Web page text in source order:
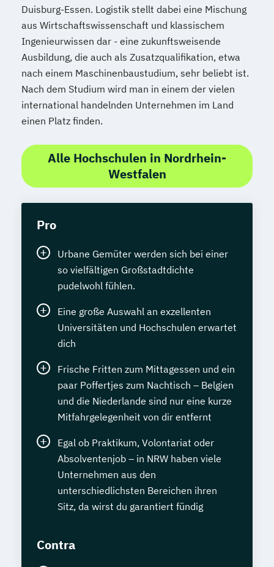
Duisburg-Essen. Logistik stellt dabei eine Mischung
aus Wirtschaftswissenschaft und klassischem
Ingenieurwissen dar - eine zukunftsweisende
Ausbildung, die auch als Zusatzqualifikation, etwa
nach einem Maschinenbaustudium, sehr beliebt ist.
Nach dem Studium wird man in einem der vielen
international handelnden Unternehmen im Land
einen Platz finden.
Alle Hochschulen in Nordrhein-
Westfalen
Pro
Urbane Gemüter werden sich bei einer
so vielfältigen Großstadtdichte
pudelwohl fühlen.
Eine große Auswahl an exzellenten
Universitäten und Hochschulen erwartet
dich
Frische Fritten zum Mittagessen und ein
paar Poffertjes zum Nachtisch – Belgien
und die Niederlande sind nur eine kurze
Mitfahrgelegenheit von dir entfernt
Egal ob Praktikum, Volontariat oder
Absolventenjob – in NRW haben viele
Unternehmen aus den
unterschiedlichsten Bereichen ihren
Sitz, da wirst du garantiert fündig
Contra